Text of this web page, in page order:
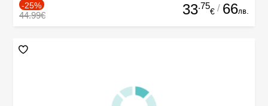
-25%
44.99€ 33.75
€ / 66лв.